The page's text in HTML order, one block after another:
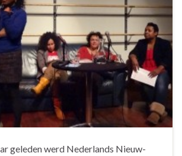
geleden werd Nederlands Nieuw-